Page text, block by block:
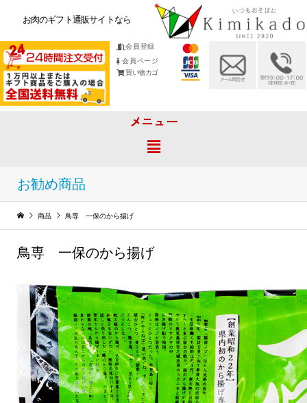
お肉のギフト通販サイトなら
会員登録
会員ページ
買い物カゴ
メニュー
お勧め商品
商品 鳥専 一保のから揚げ
鳥専 一保のから揚げ